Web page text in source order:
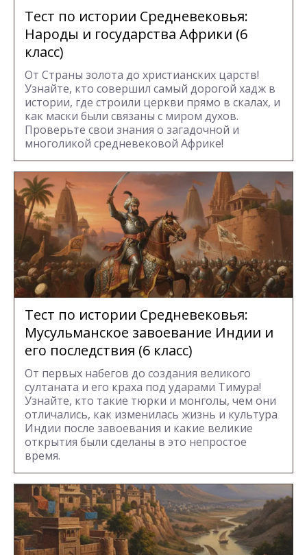
Тест по истории Средневековья:
Народы и государства Африки (6
класс)
От Страны золота до христианских царств!
Узнайте, кто совершил самый дорогой хадж в
истории, где строили церкви прямо в скалах, и
как маски были связаны с миром духов.
Проверьте свои знания о загадочной и
многоликой средневековой Африке!
Тест по истории Средневековья:
Мусульманское завоевание Индии и
его последствия (6 класс)
От первых набегов до создания великого
султаната и его краха под ударами Тимура!
Узнайте, кто такие тюрки и монголы, чем они
отличались, как изменилась жизнь и культура
Индии после завоевания и какие великие
открытия были сделаны в это непростое
время.